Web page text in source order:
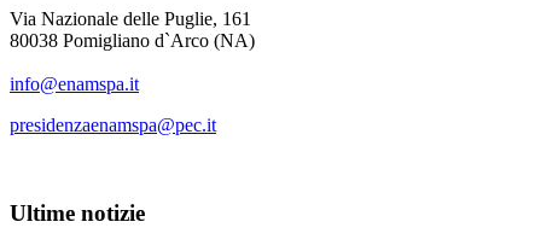
Via Nazionale delle Puglie, 161
80038 Pomigliano d`Arco (NA)
info@enamspa.it
presidenzaenamspa@pec.it
Ultime notizie